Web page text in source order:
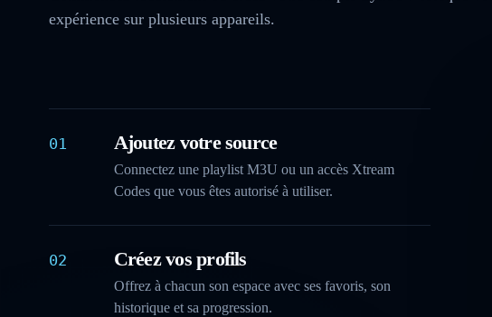
expérience sur plusieurs appareils.
01 Ajoutez votre source
Connectez une playlist M3U ou un accès Xtream
Codes que vous êtes autorisé à utiliser.
02 Créez vos profils
Offrez à chacun son espace avec ses favoris, son
historique et sa progression.